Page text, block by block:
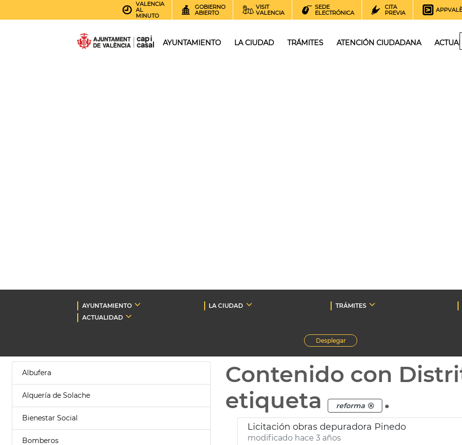
VALENCIA
AL
MINUTO
GOBIERNO
ABIERTO
VISIT
VALENCIA
SEDE
ELECTRÓNICA
CITA
PREVIA
AYUNTAMIENTO LA CIUDAD TRÁMITES ATENCIÓN CIUDADANA
AYUNTAMIENTO LA CIUDAD TRÁMITES
ACTUALIDAD
Desplegar
Albufera
Alquería de Solache
Bienestar Social
Bomberos
Contenido con
etiqueta
reforma .
Licitación obras depuradora Pinedo
modificado hace 3 años